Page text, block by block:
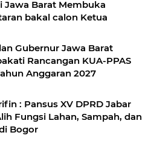
Jawa Barat Membuka
bakal calon Ketua
Gubernur Jawa Barat
Rancangan KUA-PPAS
Anggaran 2027
Jabar
Fungsi Lahan, Sampah, dan
Bogor